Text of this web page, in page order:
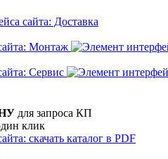
для запроса КП
клик